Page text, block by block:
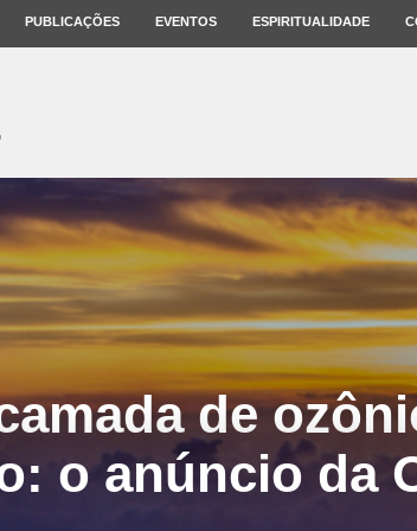
PUBLICAÇÕES EVENTOS ESPIRITUALIDADE
de
o anúncio da